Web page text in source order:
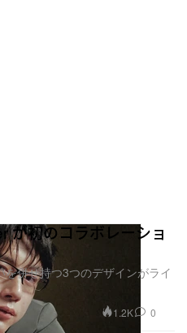
が初のコラボレーショ
併せ持つ3つのデザインがライ
1.2K 0